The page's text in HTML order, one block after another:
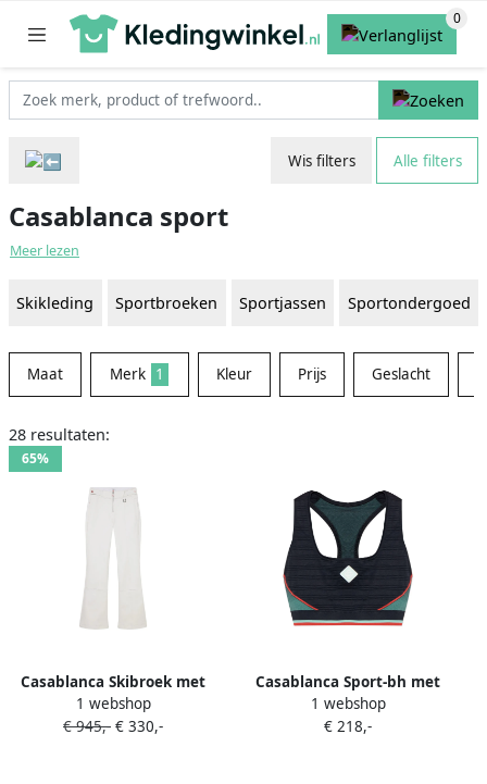
Wis filters Alle filters
Casablanca sport
Meer lezen
Skikleding Sportbroeken Sportjassen Sportondergoed
Maat Merk 1 Kleur Prijs Geslacht
28 resultaten:
65%
Casablanca Skibroek met
logodetail Wit
1 webshop
€ 945,- € 330,-
Casablanca Sport-bh met
racerback Zwart
1 webshop
€ 218,-